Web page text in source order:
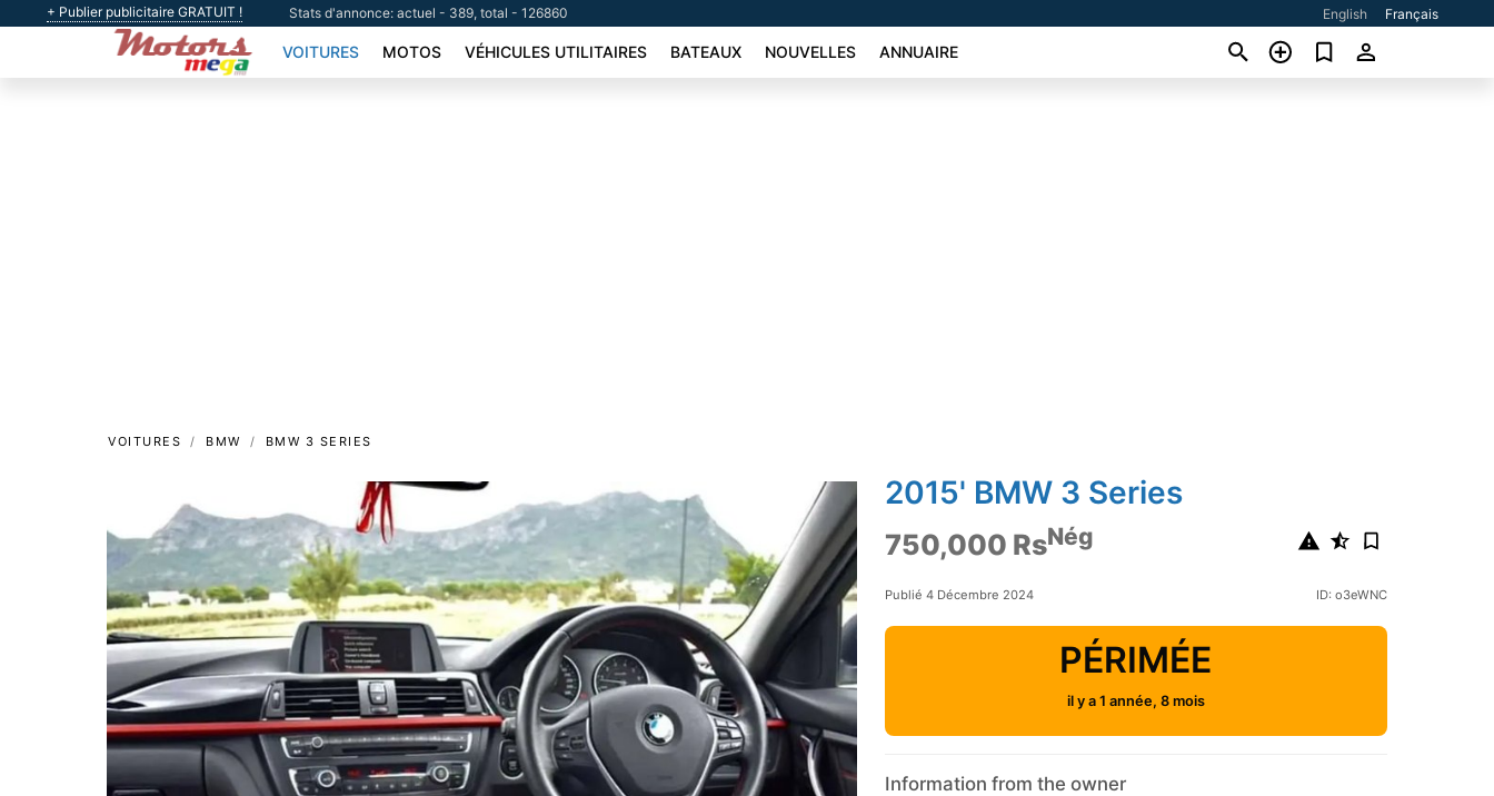
+ Publier publicitaire GRATUIT ! Stats d'annonce: actuel - 389, total - 126860 English Français
VOITURES MOTOS VÉHICULES UTILITAIRES BATEAUX NOUVELLES ANNUAIRE
VOITURES BMW BMW 3 SERIES
2015' BMW 3 Series
750,000 RsNég
Publié 4 Décembre 2024 ID: o3eWNC
PÉRIMÉE
il y a 1 année, 8 mois
Information from the owner